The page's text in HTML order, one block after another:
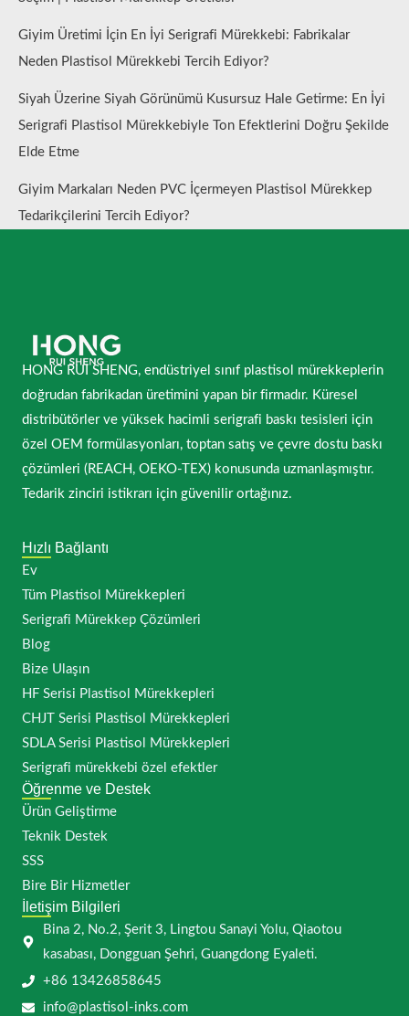
Giyim Üretimi İçin En İyi Serigrafi Mürekkebi: Fabrikalar
Neden Plastisol Mürekkebi Tercih Ediyor?
Siyah Üzerine Siyah Görünümü Kusursuz Hale Getirme: En İyi
Serigrafi Plastisol Mürekkebiyle Ton Efektlerini Doğru Şekilde
Elde Etme
Giyim Markaları Neden PVC İçermeyen Plastisol Mürekkep
Tedarikçilerini Tercih Ediyor?
HONG RUI SHENG, endüstriyel sınıf plastisol mürekkeplerin
doğrudan fabrikadan üretimini yapan bir firmadır. Küresel
distribütörler ve yüksek hacimli serigrafi baskı tesisleri için
özel OEM formülasyonları, toptan satış ve çevre dostu baskı
çözümleri (REACH, OEKO-TEX) konusunda uzmanlaşmıştır.
Tedarik zinciri istikrarı için güvenilir ortağınız.
Hızlı Bağlantı
Ev
Tüm Plastisol Mürekkepleri
Serigrafi Mürekkep Çözümleri
Blog
Bize Ulaşın
HF Serisi Plastisol Mürekkepleri
CHJT Serisi Plastisol Mürekkepleri
SDLA Serisi Plastisol Mürekkepleri
Serigrafi mürekkebi özel efektler
Öğrenme ve Destek
Ürün Geliştirme
Teknik Destek
SSS
Bire Bir Hizmetler
İletişim Bilgileri
Bina 2, No.2, Şerit 3, Lingtou Sanayi Yolu, Qiaotou
kasabası, Dongguan Şehri, Guangdong Eyaleti.
+86 13426858645
info@plastisol-inks.com